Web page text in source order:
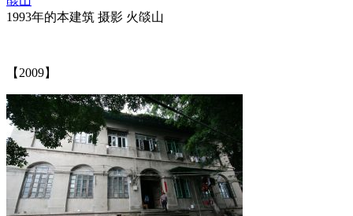
1993年的本建筑 摄影 火燄山
【2009】